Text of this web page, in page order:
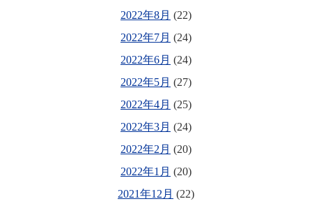
2022年8月 (22)
2022年7月 (24)
2022年6月 (24)
2022年5月 (27)
2022年4月 (25)
2022年3月 (24)
2022年2月 (20)
2022年1月 (20)
2021年12月 (22)